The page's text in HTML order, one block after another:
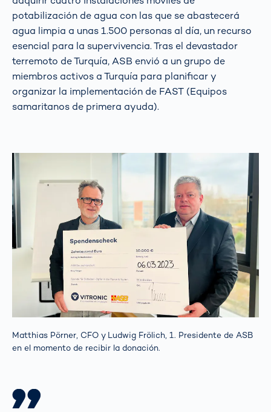
potabilización de agua con las que se abastecerá
agua limpia a unas 1.500 personas al día, un recurso
esencial para la supervivencia. Tras el devastador
terremoto de Turquía, ASB envió a un grupo de
miembros activos a Turquía para planificar y
organizar la implementación de FAST (Equipos
samaritanos de primera ayuda).
Matthias Pörner, CFO y Ludwig Frölich, 1. Presidente de ASB
en el momento de recibir la donación.